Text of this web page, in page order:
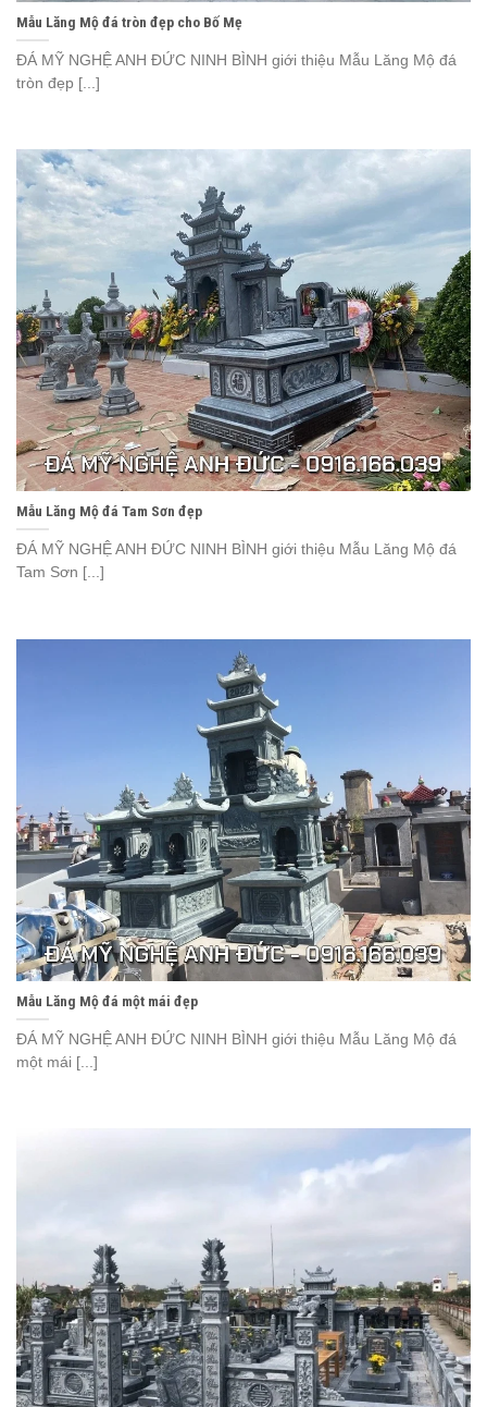
Mẫu Lăng Mộ đá tròn đẹp cho Bố Mẹ
ĐÁ MỸ NGHỆ ANH ĐỨC NINH BÌNH giới thiệu Mẫu Lăng Mộ đá
tròn đẹp [...]
Mẫu Lăng Mộ đá Tam Sơn đẹp
ĐÁ MỸ NGHỆ ANH ĐỨC NINH BÌNH giới thiệu Mẫu Lăng Mộ đá
Tam Sơn [...]
Mẫu Lăng Mộ đá một mái đẹp
ĐÁ MỸ NGHỆ ANH ĐỨC NINH BÌNH giới thiệu Mẫu Lăng Mộ đá
một mái [...]